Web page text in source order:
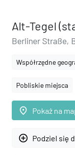
Alt-Tegel
Berliner Straße,
Współrzędne
Pobliskie miejsca
place Pokaż na
add_circle_outline Podziel się